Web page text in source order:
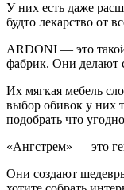
У них есть даже
будто лекарство от
ARDONI — это
фабрик. Они делают
Их мягкая мебель
выбор обивок у них
подобрать что
«Ангстрем» — это
Они создают